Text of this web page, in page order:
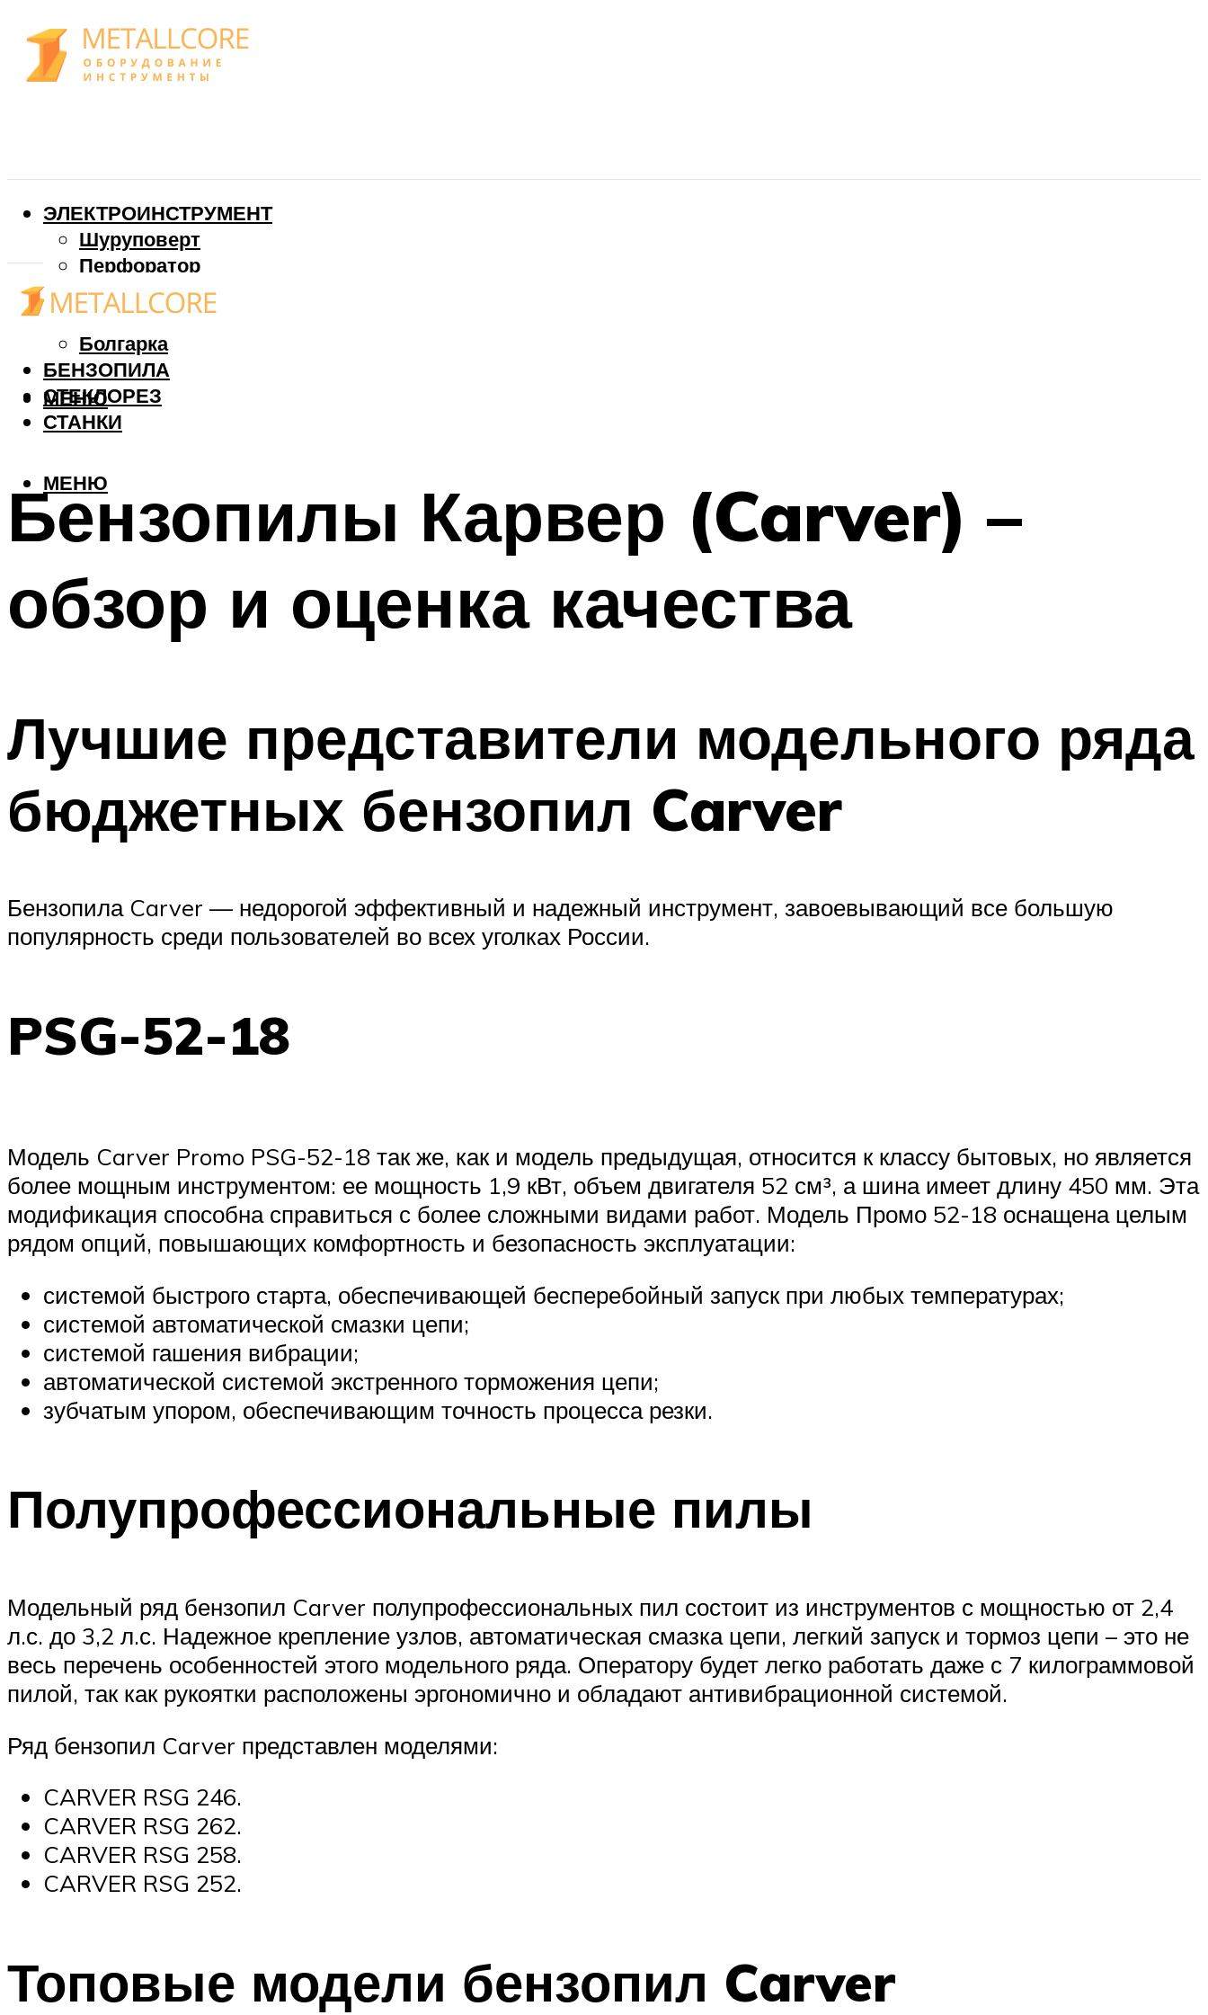
ЭЛЕКТРОИНСТРУМЕНТ
Шуруповерт
Перфоратор
Дрель
Фрезер
Болгарка
БЕНЗОПИЛА
СТЕКЛОРЕЗ
СТАНКИ
МЕНЮ
МЕНЮ
Бензопилы Карвер (Carver) –
обзор и оценка качества
Лучшие представители модельного ряда
бюджетных бензопил Carver
Бензопила Carver — недорогой эффективный и надежный инструмент, завоевывающий все большую
популярность среди пользователей во всех уголках России.
PSG-52-18
Модель Carver Promo PSG-52-18 так же, как и модель предыдущая, относится к классу бытовых, но является
более мощным инструментом: ее мощность 1,9 кВт, объем двигателя 52 см³, а шина имеет длину 450 мм. Эта
модификация способна справиться с более сложными видами работ. Модель Промо 52-18 оснащена целым
рядом опций, повышающих комфортность и безопасность эксплуатации:
системой быстрого старта, обеспечивающей бесперебойный запуск при любых температурах;
системой автоматической смазки цепи;
системой гашения вибрации;
автоматической системой экстренного торможения цепи;
зубчатым упором, обеспечивающим точность процесса резки.
Полупрофессиональные пилы
Модельный ряд бензопил Carver полупрофессиональных пил состоит из инструментов с мощностью от 2,4
л.с. до 3,2 л.с. Надежное крепление узлов, автоматическая смазка цепи, легкий запуск и тормоз цепи – это не
весь перечень особенностей этого модельного ряда. Оператору будет легко работать даже с 7 килограммовой
пилой, так как рукоятки расположены эргономично и обладают антивибрационной системой.
Ряд бензопил Carver представлен моделями:
CARVER RSG 246.
CARVER RSG 262.
CARVER RSG 258.
CARVER RSG 252.
Топовые модели бензопил Carver